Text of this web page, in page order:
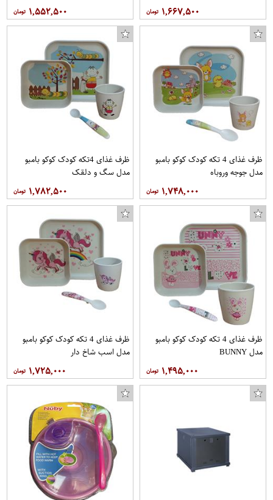
۱,۶۶۷,۵۰۰ ۱,۵۵۲,۵۰۰
ظرف غذای 4 تکه کودک کوکو بامبو
مدل جوجه وروباه
۱,۷۴۸,۰۰۰
ظرف غذای 4تکه کودک کوکو بامبو
مدل سگ و دلقک
۱,۷۸۲,۵۰۰
ظرف غذای 4 تکه کودک کوکو بامبو
مدل BUNNY
۱,۴۹۵,۰۰۰
ظرف غذای 4 تکه کودک کوکو بامبو
مدل اسب شاخ دار
۱,۷۲۵,۰۰۰